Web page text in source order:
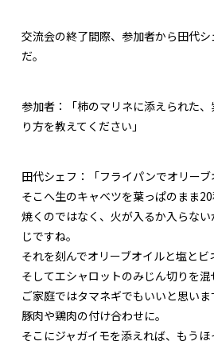
交流会の終了間際、参加者から田代
だ。
参加者：
「柿のマリネに添えられた
り方を教えてください」
田代シェフ：
「フライパンでオリーブ
そこへ生のキャベツを葉っぱのまま20
焼くのではなく、火が入るか入らな
じですね。
それを刻んでオリーブオイルと塩とビ
そしてエシャロットのみじん切りを混
ご家庭ではタマネギでもいいと思いま
豚肉や鶏肉の付け合わせに。
そこにジャガイモを添えれば、もうほ